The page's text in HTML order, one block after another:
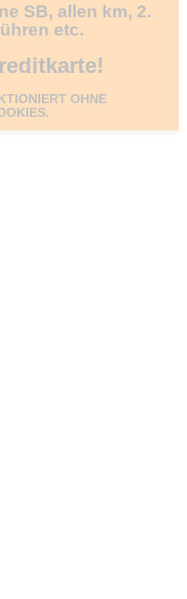
SB, allen km, 2.
etc.
OHNE